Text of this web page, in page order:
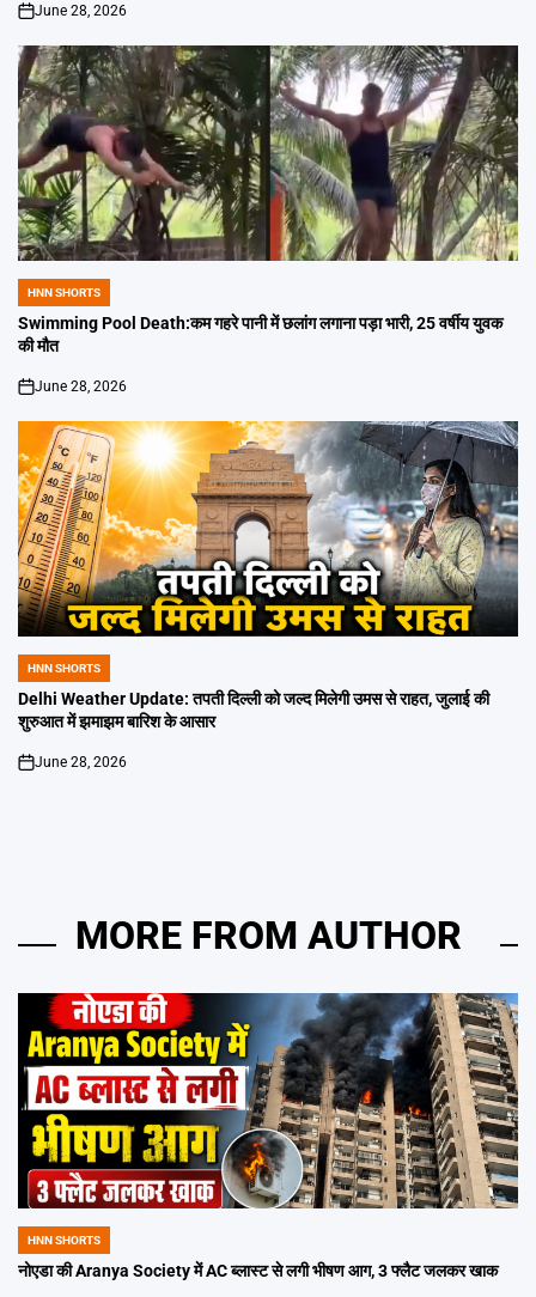
on
June 28, 2026
POSTED
IN
HNN SHORTS
Swimming Pool Death:कम गहरे पानी में छलांग लगाना पड़ा भारी, 25 वर्षीय युवक
की मौत
on
June 28, 2026
POSTED
IN
HNN SHORTS
Delhi Weather Update: तपती दिल्ली को जल्द मिलेगी उमस से राहत, जुलाई की
शुरुआत में झमाझम बारिश के आसार
on
June 28, 2026
MORE FROM AUTHOR
POSTED
IN
HNN SHORTS
नोएडा की Aranya Society में AC ब्लास्ट से लगी भीषण आग, 3 फ्लैट जलकर खाक